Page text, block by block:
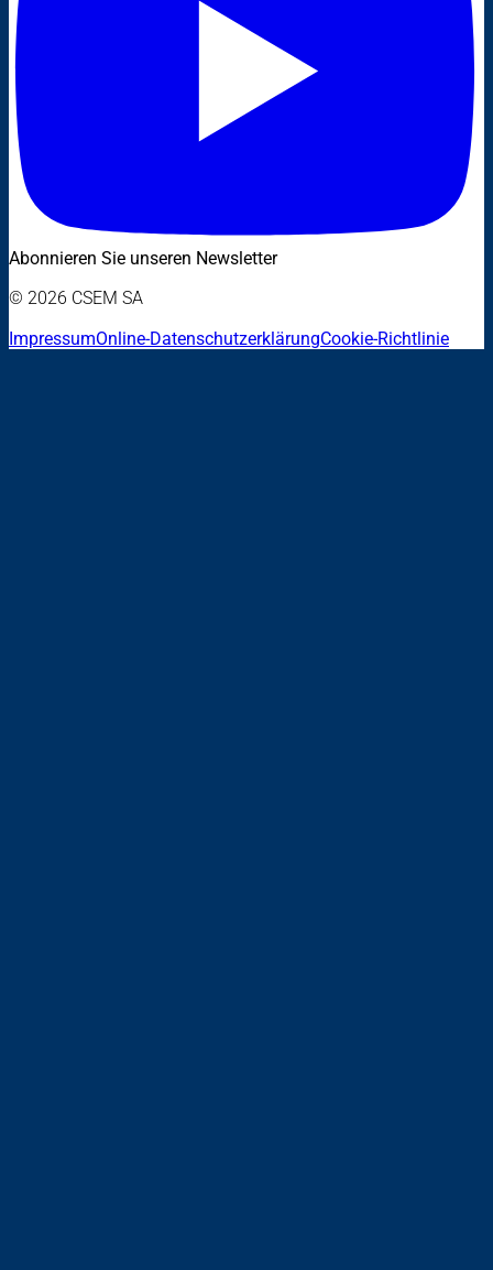
Abonnieren Sie unseren Newsletter
© 2026 CSEM SA
ImpressumOnline-DatenschutzerklärungCookie-Richtlinie